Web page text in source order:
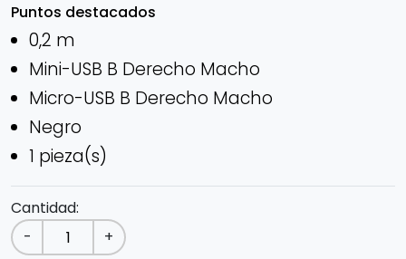
Puntos destacados
0,2 m
Mini-USB B Derecho Macho
Micro-USB B Derecho Macho
Negro
1 pieza(s)
Cantidad:
-
+